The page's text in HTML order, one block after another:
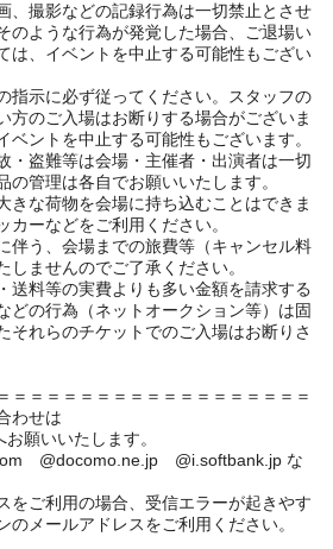
、撮影などの記録行為は一切禁止とさせ
のような行為が発覚した場合、ご退場い
は、イベントを中止する可能性もござい
指示に必ず従ってください。スタッフの
方のご入場はお断りする場合がございま
ントを中止する可能性もございます。
・盗難等は会場・主催者・出演者は一切
の管理は各自でお願いいたします。
きな荷物を会場に持ち込むことはできま
ーなどをご利用ください。
伴う、会場までの旅費等（キャンセル料
しませんのでご了承ください。
送料等の実費よりも多い金額を請求する
どの行為（ネットオークション等）は固
それらのチケットでのご入場はお断りさ
＝＝＝＝＝＝＝＝＝＝＝＝＝＝＝＝＝＝
わせは
願いいたします。
@docomo.ne.jp @i.softbank.jp な
をご利用の場合、受信エラーが起きやす
のメールアドレスをご利用ください。